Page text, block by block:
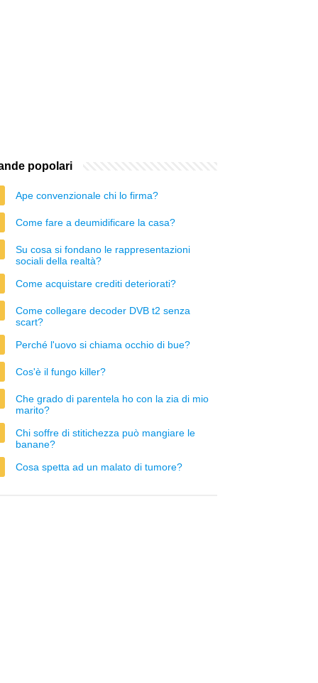
popolari
Ape convenzionale chi lo firma?
Come fare a deumidificare la casa?
Su cosa si fondano le rappresentazioni
sociali della realtà?
Come acquistare crediti deteriorati?
Come collegare decoder DVB t2 senza
scart?
Perché l'uovo si chiama occhio di bue?
Cos'è il fungo killer?
Che grado di parentela ho con la zia di mio
marito?
Chi soffre di stitichezza può mangiare le
banane?
Cosa spetta ad un malato di tumore?